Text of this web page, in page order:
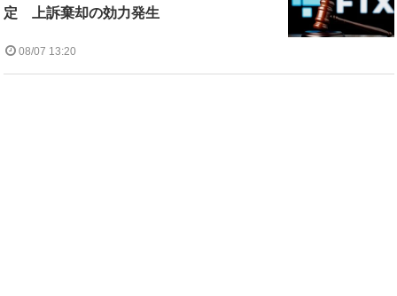
定 上訴棄却の効力発生
08/07 13:20